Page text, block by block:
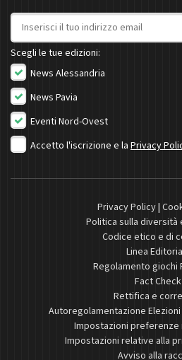
Indirizzo email
Scegli le tue edizioni:
News Alessandria
News Pavia
Eventi Nord-Ovest
Accetto l'iscrizione e la Privacy
Privacy Policy|
Politica sulla diversità
Codice etico e di
Linea
Regolamento giochi
Fact Check
Rettifica e
Autoregolamentazione
Impostazioni preferenze
Impostazioni relative alla
Avviso alla